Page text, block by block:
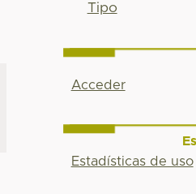
Tipo
Acceder
Estadísticas de uso